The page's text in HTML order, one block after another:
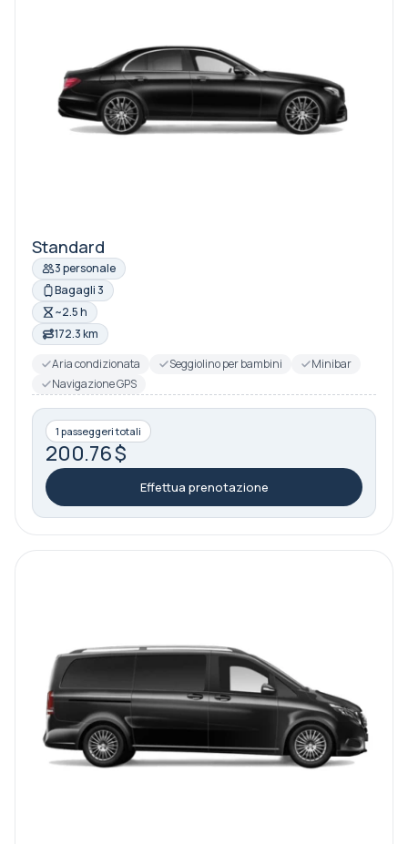
Standard
3 personale
Bagagli 3
~2.5 h
172.3 km
Aria condizionata
Seggiolino per bambini
Minibar
Navigazione GPS
1 passeggeri totali
200.76 $
Effettua prenotazione